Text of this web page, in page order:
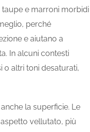
e marroni morbidi
perché
e aiutano a
In alcuni contesti
altri toni desaturati,
la superficie. Le
vellutato, più